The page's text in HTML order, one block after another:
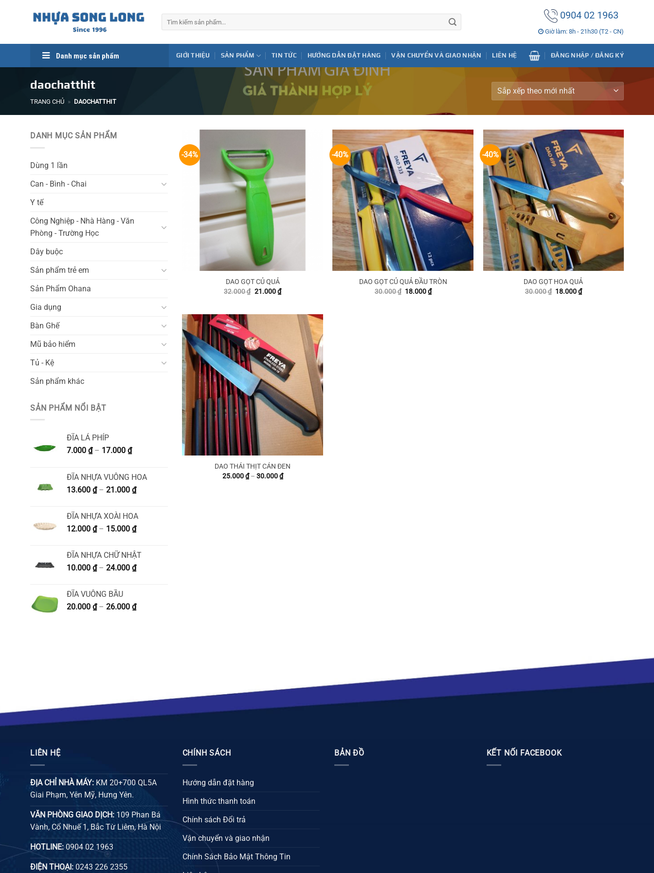
0904 02 1963
Giờ làm: 8h - 21h30 (T2 - CN)
Danh mục sản phẩm GIỚI THIỆU SẢN PHẨM TIN TỨC HƯỚNG DẪN ĐẶT HÀNG VẬN CHUYỂN VÀ GIAO NHẬN LIÊN HỆ ĐĂNG NHẬP / ĐĂNG KÝ
daochatthit
TRANG CHỦ » DAOCHATTHIT
DANH MỤC SẢN PHẨM
Dùng 1 lần
Can - Bình - Chai
Y tế
Công Nghiệp - Nhà Hàng - Văn
Phòng - Trường Học
Dây buộc
Sản phẩm trẻ em
Sản Phẩm Ohana
Gia dụng
Bàn Ghế
Mũ bảo hiểm
Tủ - Kệ
Sản phẩm khác
SẢN PHẨM NỔI BẬT
ĐĨA LÁ PHÍP
7.000 ₫ – 17.000 ₫Khoảng
7.000 ₫
đến
ĐĨA NHỰA VUÔNG HOA
13.600 ₫ – 21.000 ₫Khoảng
13.600 ₫
đến
ĐĨA NHỰA XOÀI HOA
12.000 ₫ – 15.000 ₫Khoảng
12.000 ₫
đến
ĐĨA NHỰA CHỮ NHẬT
10.000 ₫ – 24.000 ₫Khoảng
đến
ĐĨA VUÔNG BẦU
20.000 ₫ – 26.000 ₫Khoảng
-34%
DAO GỌT CỦ QUẢ
32.000₫ Giá
21.000₫Giá
21.000 ₫.
-40%
DAO GỌT CỦ QUẢ ĐẦU TRÒN
30.000₫ Giá
18.000₫Giá
-40%
DAO GỌT HOA QUẢ
30.000₫ Giá
18.000₫Giá
DAO THÁI THỊT CÁN ĐEN
25.000₫ – 30.000₫Khoảng
LIÊN HỆ
ĐỊA CHỈ NHÀ MÁY: KM 20+700 QL5A
Giai Phạm, Yên Mỹ, Hưng Yên.
VĂN PHÒNG GIAO DỊCH: 109 Phan Bá
Vành, Cổ Nhuế 1, Bắc Từ Liêm, Hà Nội
HOTLINE:0904 02 1963
ĐIỆN THOẠI: 0243 226 2355
CHÍNH SÁCH
Hướng dẫn đặt hàng
Hình thức thanh toán
Chính sách Đổi trả
Vận chuyển và giao nhận
Chính Sách Bảo Mật Thông Tin
BẢN ĐỒ KẾT NỐI FACEBOOK